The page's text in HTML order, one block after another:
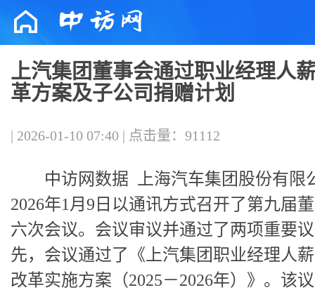
上汽集团董事会通过职业经理人
革方案及子公司捐赠计划
| 2026-01-10 07:40 | 点击量：91112
中访网数据 上海汽车集团股份有限
2026年1月9日以通讯方式召开了第九届
六次会议。会议审议并通过了两项重要
先，会议通过了《上汽集团职业经理人
改革实施方案（2025－2026年）》。该